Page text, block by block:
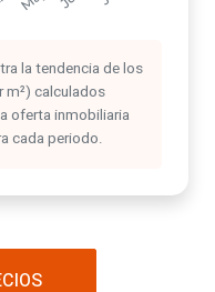
la tendencia de los
m²) calculados
oferta inmobiliaria
cada periodo.